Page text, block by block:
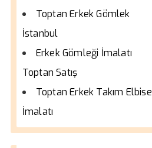
Toptan Erkek Gömlek
İstanbul
Erkek Gömleği İmalatı
Toptan Satış
Toptan Erkek Takım Elbise
İmalatı